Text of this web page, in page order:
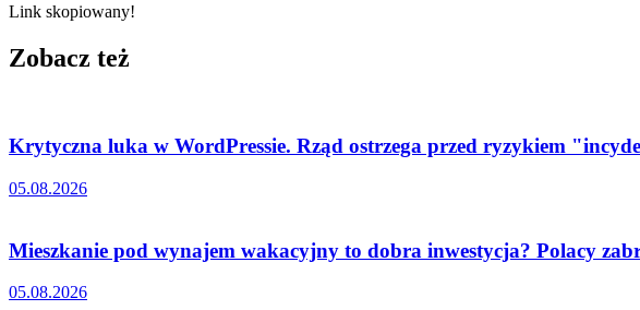
Link skopiowany!
Zobacz też
Krytyczna luka w WordPressie. Rząd ostrzega przed ryzykiem
05.08.2026
Mieszkanie pod wynajem wakacyjny to dobra inwestycja? Polacy
05.08.2026